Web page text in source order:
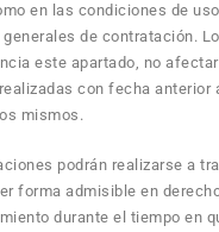
en las condiciones de
generales de contratación.
este apartado, no
con fecha anterior
mismos.
podrán realizarse a
forma admisible en
durante el tiempo en